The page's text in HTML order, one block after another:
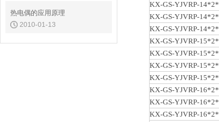
热电偶的应用原理
2010-01-13
KX-GS-YJVRP-
KX-GS-YJVRP-
KX-GS-YJVRP-
KX-GS-YJVRP-
KX-GS-YJVRP-
KX-GS-YJVRP-
KX-GS-YJVRP-
KX-GS-YJVRP-
KX-GS-YJVRP-
KX-GS-YJVRP-